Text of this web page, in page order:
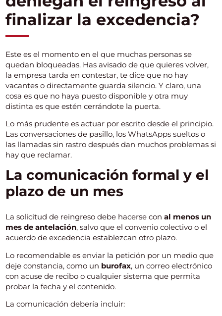
finalizar la excedencia?
Este es el momento en el que muchas personas se
quedan bloqueadas. Has avisado de que quieres volver,
la empresa tarda en contestar, te dice que no hay
vacantes o directamente guarda silencio. Y claro, una
cosa es que no haya puesto disponible y otra muy
distinta es que estén cerrándote la puerta.
Lo más prudente es actuar por escrito desde el principio.
Las conversaciones de pasillo, los WhatsApps sueltos o
las llamadas sin rastro después dan muchos problemas si
hay que reclamar.
La comunicación formal y el
plazo de un mes
La solicitud de reingreso debe hacerse conal menos un
mes de antelación, salvo que el convenio colectivo o el
acuerdo de excedencia establezcan otro plazo.
Lo recomendable es enviar la petición por un medio que
deje constancia, como un burofax, un correo electrónico
con acuse de recibo o cualquier sistema que permita
probar la fecha y el contenido.
La comunicación debería incluir: